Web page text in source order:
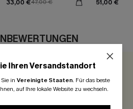
33,00 €47,00 € 51,00 €
Ihren Versandstandort
in Vereinigte Staaten. Für das beste
auf Ihre lokale Website zu wechseln.